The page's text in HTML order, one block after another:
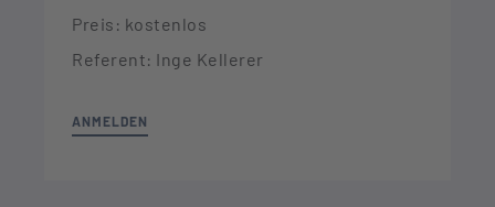
Preis: kostenlos
Referent: Inge Kellerer
ANMELDEN